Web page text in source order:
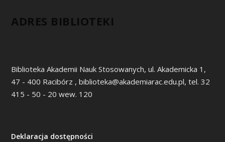
ADRES BIBLIOTEKI
Biblioteka Akademii Nauk Stosowanych, ul. Akademicka 1,
47 - 400 Racibórz , biblioteka@akademiarac.edu.pl, tel. 32
415 - 50 - 20 wew. 120
Deklaracja dostępności